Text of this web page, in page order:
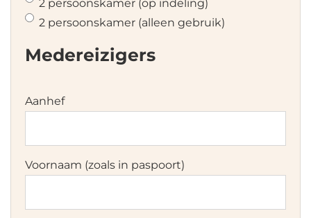
2 persoonskamer (op indeling)
2 persoonskamer (alleen gebruik)
Medereizigers